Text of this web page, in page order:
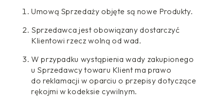
Umową Sprzedaży objęte są nowe Produkty.
Sprzedawca jest obowiązany dostarczyć
Klientowi rzecz wolną od wad.
W przypadku wystąpienia wady zakupionego
u Sprzedawcy towaru Klient ma prawo
do reklamacji w oparciu o przepisy dotyczące
rękojmi w kodeksie cywilnym.